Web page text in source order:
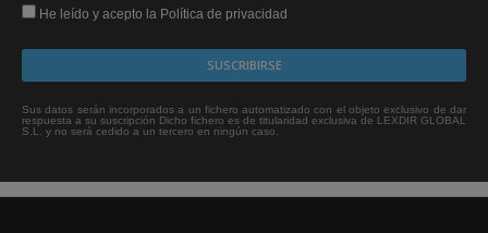
He leído y acepto la Política de privacidad
Sus datos serán incorporados a un fichero automatizado con el objeto exclusivo de dar
respuesta a su suscripción Dicho fichero es de titularidad exclusiva de LEXDIR GLOBAL
S.L. y no será cedido a un tercero en ningún caso.